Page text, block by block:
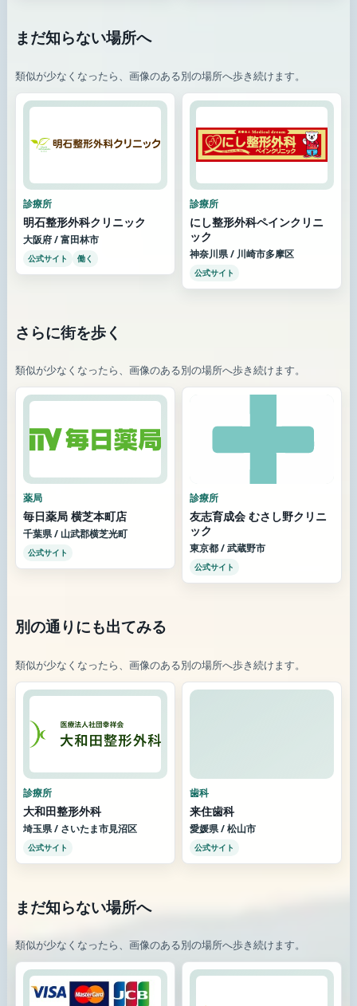
まだ知らない場所へ
類似が少なくなったら、画像のある別の場所へ歩き続けます。
診療所
明石整形外科クリニック
大阪府 / 富田林市
公式サイト 働く
診療所
にし整形外科ペインクリニ
ック
神奈川県 / 川崎市多摩区
公式サイト
さらに街を歩く
類似が少なくなったら、画像のある別の場所へ歩き続けます。
薬局
毎日薬局 横芝本町店
千葉県 / 山武郡横芝光町
公式サイト
診療所
友志育成会 むさし野クリニ
ック
東京都 / 武蔵野市
公式サイト
別の通りにも出てみる
類似が少なくなったら、画像のある別の場所へ歩き続けます。
診療所
大和田整形外科
埼玉県 / さいたま市見沼区
公式サイト
歯科
来住歯科
愛媛県 / 松山市
公式サイト
まだ知らない場所へ
類似が少なくなったら、画像のある別の場所へ歩き続けます。